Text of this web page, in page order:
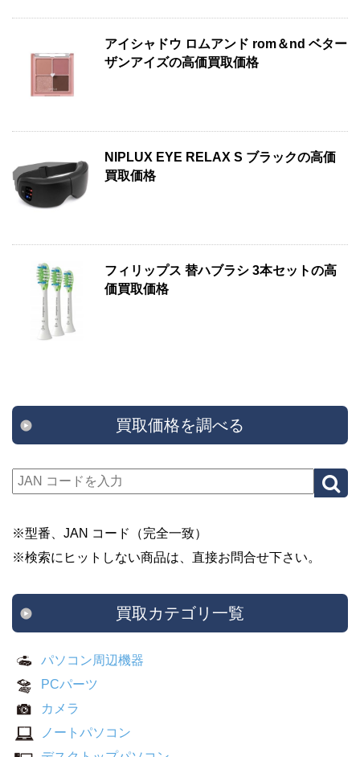
アイシャドウ ロムアンド rom＆nd ベター
ザンアイズの高価買取価格
NIPLUX EYE RELAX S ブラックの高価
買取価格
フィリップス 替ハブラシ 3本セットの高
価買取価格
買取価格を調べる
※型番、JAN コード（完全一致）
※検索にヒットしない商品は、直接お問合せ下さい。
買取カテゴリ一覧
パソコン周辺機器
PCパーツ
カメラ
ノートパソコン